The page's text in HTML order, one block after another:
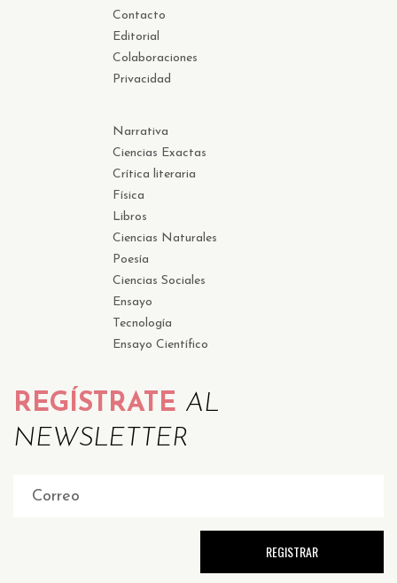
Contacto
Editorial
Colaboraciones
Privacidad
Narrativa
Ciencias Exactas
Crítica literaria
Física
Libros
Ciencias Naturales
Poesía
Ciencias Sociales
Ensayo
Tecnología
Ensayo Científico
REGÍSTRATE AL
NEWSLETTER